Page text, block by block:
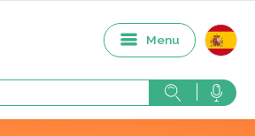
Menu